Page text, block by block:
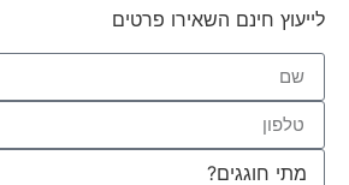
לייעוץ חינם השאירו פרטים